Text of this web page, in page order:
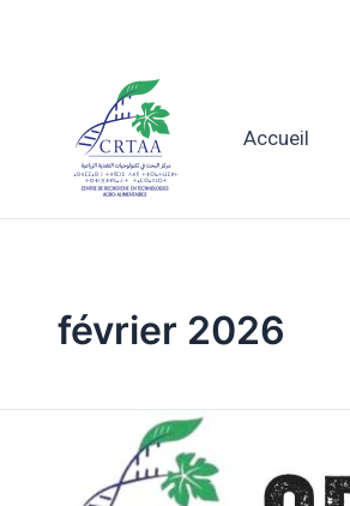
Accueil
février 2026
Conjointe